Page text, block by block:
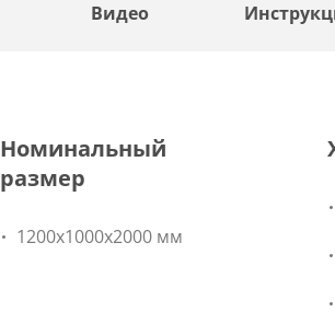
Видео
Номинальный
размер
1200x1000x2000 мм